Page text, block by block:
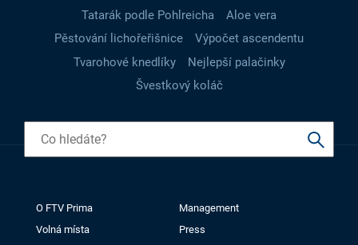
Tatarák podle Pohlreicha
Aloe vera
Pěstování lichořeřišnice
Výpočet ascendentu
Tvarohové knedlíky
Nejlepší palačinky
Švestkový koláč
O FTV Prima
Management
Volná místa
Press